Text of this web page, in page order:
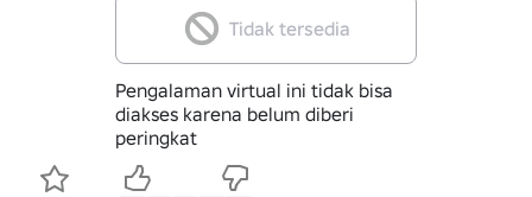
Tidak tersedia
Pengalaman virtual ini tidak bisa
diakses karena belum diberi
peringkat